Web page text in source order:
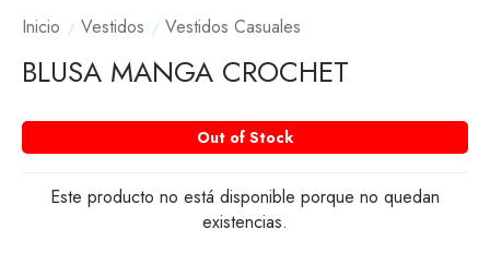
Inicio Vestidos Vestidos Casuales
BLUSA MANGA CROCHET
Out of Stock
Este producto no está disponible porque no quedan
existencias.